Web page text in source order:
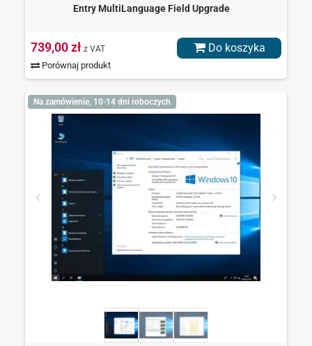
Entry MultiLanguage Field Upgrade
739,00 zł z VAT
Porównaj produkt
Do koszyka
Na zamówienie, 10-14 dni roboczych